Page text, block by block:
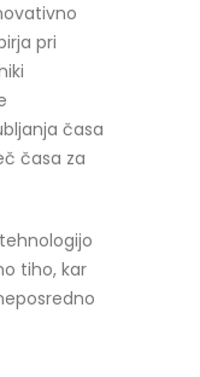
pri
časa
časa za
tiho, kar